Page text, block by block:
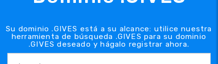
Su dominio .GIVES está a su alcance: utilice nuestra
herramienta de búsqueda .GIVES para su dominio
.GIVES deseado y hágalo registrar ahora.